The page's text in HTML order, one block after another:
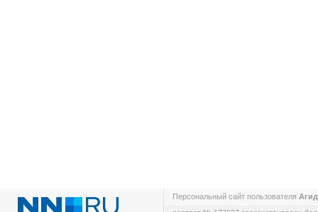
Персональный сайт пользователя